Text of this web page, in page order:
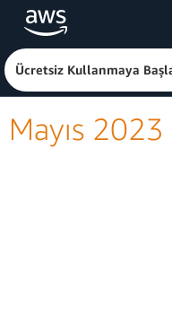
Ana İçeriğe AtlaAmazon Web
Ücretsiz Kullanmaya
Mayıs 2023